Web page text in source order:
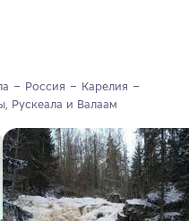
Россия
Карелия
Рускеала и Валаам